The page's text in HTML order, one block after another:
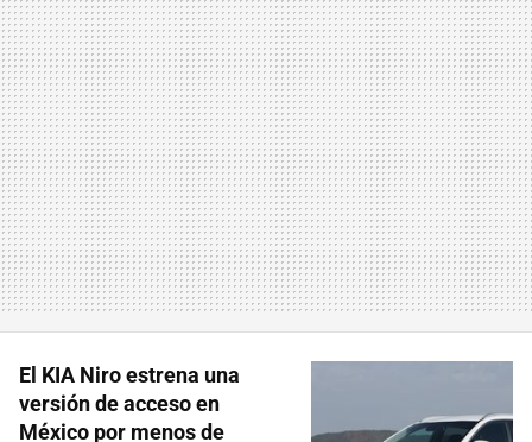
El KIA Niro estrena una
versión de acceso en
México por menos de